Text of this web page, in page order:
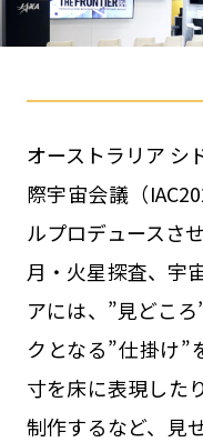
オーストラリア シ
際宇宙会議（
ルプロデュースさ
月・火星探査、宇
アには、”見どこ
クとなる”仕掛け”
寸を床に表現した
制作するなど、見